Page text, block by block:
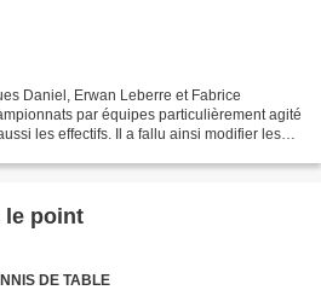
Daniel, Erwan Leberre et Fabrice
par équipes particulièrement agité
les effectifs. Il a fallu ainsi modifier les
le point
DE TABLE